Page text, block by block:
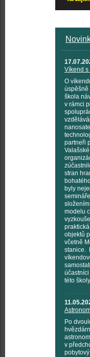
Víkend
O
úspěšně
škola
v rámci
partneři
stran
byly
modelu
objektů
včetně
stanice.
této
Po
v